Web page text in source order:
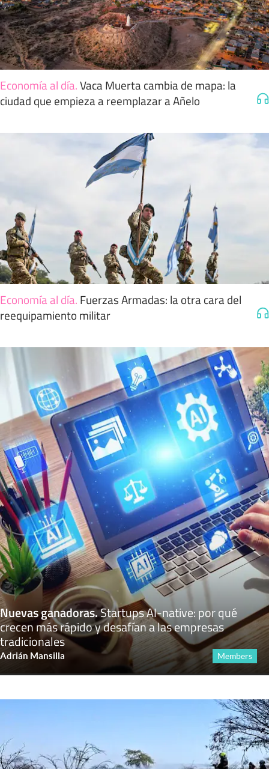
Economía al día.Vaca Muerta cambia de mapa: la
ciudad que empieza a reemplazar a Añelo
Economía al día. Fuerzas Armadas: la otra cara del
reequipamiento militar
Nuevas ganadoras.Startups AI-native: por qué
crecen más rápido y desafían a las empresas
tradicionales
Adrián Mansilla Members